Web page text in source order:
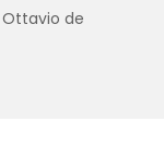
de